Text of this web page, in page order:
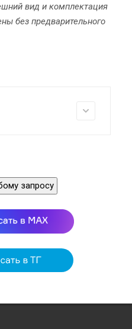
вид и комплектация
без предварительного
запросу